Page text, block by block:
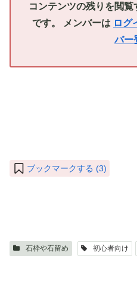
コンテンツの残りを閲
です。 メンバーは ログ
バー
ブックマークする (3)
石枠や石留め 初心者向け